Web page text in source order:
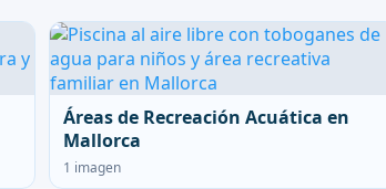
Áreas de Recreación Acuática en
Mallorca
1 imagen